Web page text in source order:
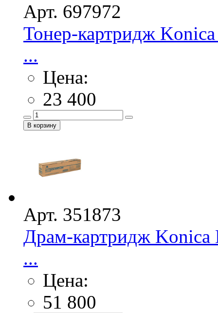
Арт. 697972
Тонер-картридж
...
Цена:
23 400
Арт. 351873
Драм-картридж Konica
...
Цена:
51 800